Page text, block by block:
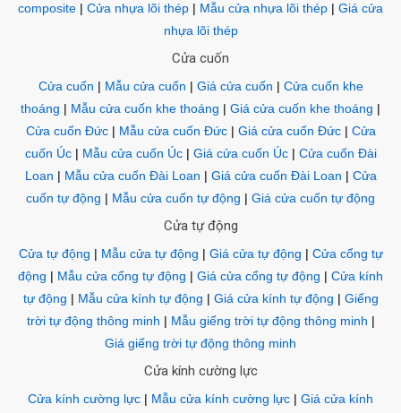
composite | Cửa nhựa lõi thép | Mẫu cửa nhựa lõi thép | Giá cửa
nhựa lõi thép
Cửa cuốn
Cửa cuốn | Mẫu cửa cuốn | Giá cửa cuốn | Cửa cuốn khe
thoáng | Mẫu cửa cuốn khe thoáng | Giá cửa cuốn khe thoáng |
Cửa cuốn Đức| Mẫu cửa cuốn Đức| Giá cửa cuốn Đức| Cửa
cuốn Úc| Mẫu cửa cuốn Úc| Giá cửa cuốn Úc| Cửa cuốn Đài
Loan | Mẫu cửa cuốn Đài Loan | Giá cửa cuốn Đài Loan | Cửa
cuốn tự động | Mẫu cửa cuốn tự động | Giá cửa cuốn tự động
Cửa tự động
Cửa tự động | Mẫu cửa tự động | Giá cửa tự động | Cửa cổng tự
động | Mẫu cửa cổng tự động | Giá cửa cổng tự động | Cửa kính
tự động | Mẫu cửa kính tự động | Giá cửa kính tự động | Giếng
trời tự động thông minh | Mẫu giếng trời tự động thông minh |
Giá giếng trời tự động thông minh
Cửa kính cường lực
Cửa kính cường lực | Mẫu cửa kính cường lực | Giá cửa kính